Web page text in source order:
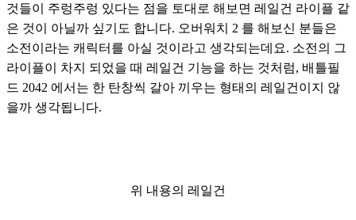
것들이 주렁주렁 있다는 점을 토대로 해보면 레일건 라이플 같
은 것이 아닐까 싶기도 합니다. 오버워치 2 를 해보신 분들은
소전이라는 캐릭터를 아실 것이라고 생각되는데요. 소전의 그
라이플이 차지 되었을 때 레일건 기능을 하는 것처럼, 배틀필
드 2042 에서는 한 탄창씩 갈아 끼우는 형태의 레일건이지 않
을까 생각됩니다.
위 내용의 레일건